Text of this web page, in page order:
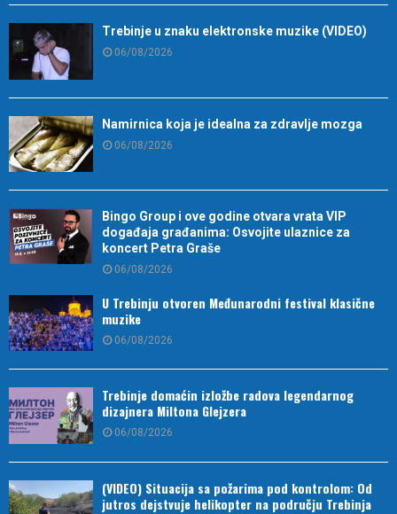
Trebinje u znaku elektronske muzike (VIDEO)
06/08/2026
Namirnica koja je idealna za zdravlje mozga
06/08/2026
Bingo Group i ove godine otvara vrata VIP
događaja građanima: Osvojite ulaznice za
koncert Petra Graše
06/08/2026
U Trebinju otvoren Međunarodni festival klasične
muzike
06/08/2026
Trebinje domaćin izložbe radova legendarnog
dizajnera Miltona Glejzera
06/08/2026
(VIDEO) Situacija sa požarima pod kontrolom: Od
jutros dejstvuje helikopter na području Trebinja